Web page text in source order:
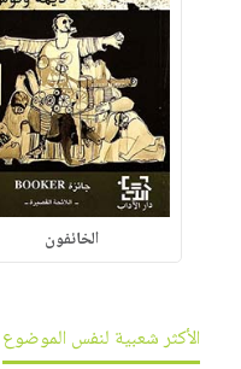
الخائفون
الأكثر شعبية لنفس الموضوع